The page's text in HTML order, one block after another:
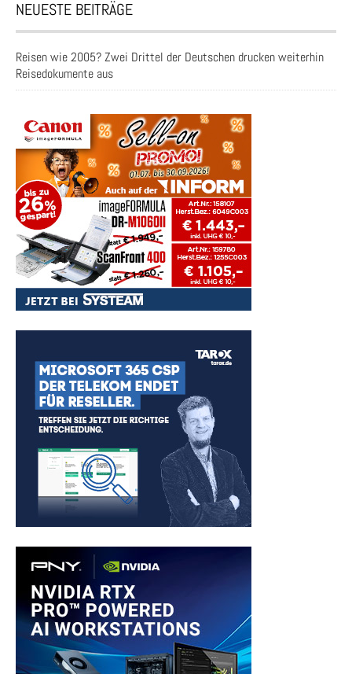
NEUESTE BEITRÄGE
Reisen wie 2005? Zwei Drittel der Deutschen drucken weiterhin
Reisedokumente aus